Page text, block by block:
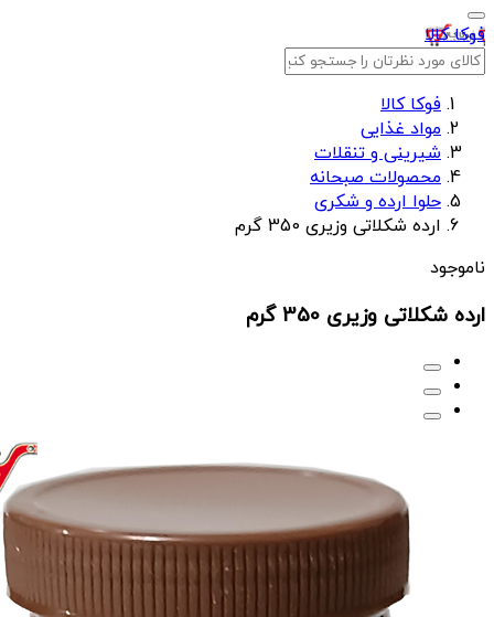
فوکا کالا
فوکا کالا
مواد غذایی
شیرینی و تنقلات
محصولات صبحانه
حلوا ارده و شکری
ارده شکلاتی وزیری 350 گرم
ناموجود
ارده شکلاتی وزیری 350 گرم